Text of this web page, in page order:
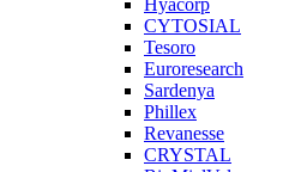
Hyacorp
CYTOSIAL
Tesoro
Euroresearch
Sardenya
Phillex
Revanesse
CRYSTAL